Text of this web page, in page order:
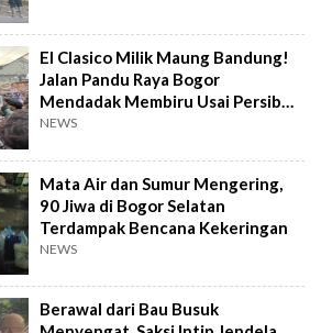
El Clasico Milik Maung Bandung!
Jalan Pandu Raya Bogor
Mendadak Membiru Usai Persib
Libas Persija
NEWS
Mata Air dan Sumur Mengering,
90 Jiwa di Bogor Selatan
Terdampak Bencana Kekeringan
NEWS
Berawal dari Bau Busuk